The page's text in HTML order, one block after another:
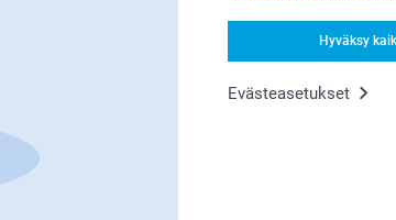
Hyväksy
Evästeasetukset